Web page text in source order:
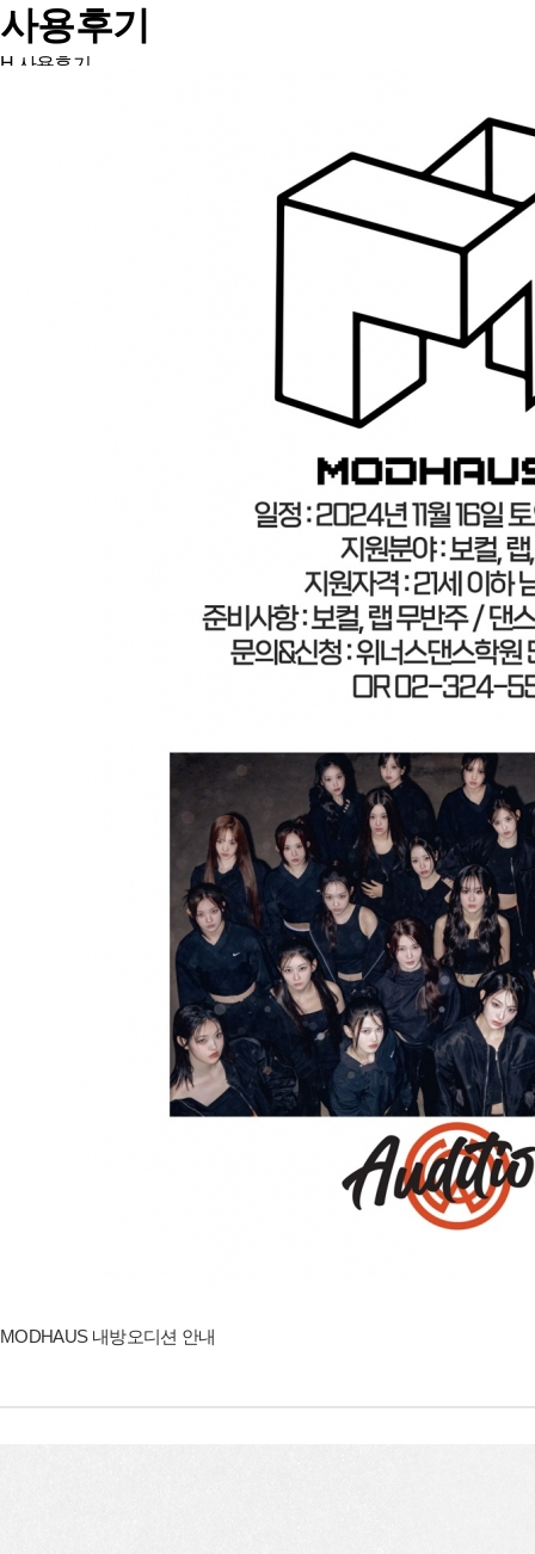
사용후기
H 사용후기
MODHAUS 내방오디션 안내